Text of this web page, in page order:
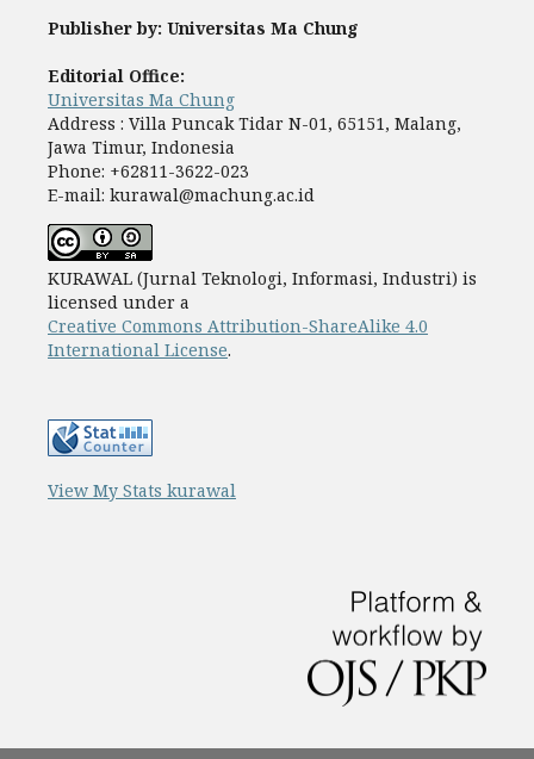
Publisher by: Universitas Ma Chung
Editorial Office:
Universitas Ma Chung
Address : Villa Puncak Tidar N-01, 65151, Malang,
Jawa Timur, Indonesia
Phone: +62811-3622-023
E-mail: kurawal@machung.ac.id
KURAWAL (Jurnal Teknologi, Informasi, Industri) is
licensed under a
Creative Commons Attribution-ShareAlike 4.0
International License.
View My Stats kurawal